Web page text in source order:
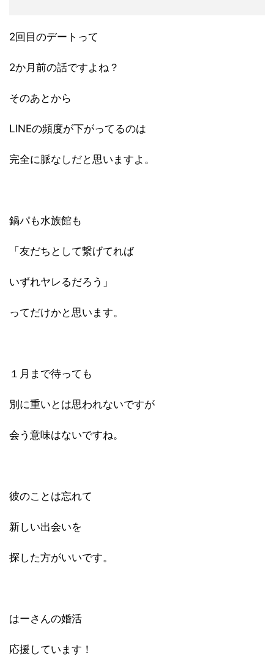
2回目のデートって
2か月前の話ですよね？
そのあとから
LINEの頻度が下がってるのは
完全に脈なしだと思いますよ。
鍋パも水族館も
「友だちとして繋げてれば
いずれヤレるだろう」
ってだけかと思います。
１月まで待っても
別に重いとは思われないですが
会う意味はないですね。
彼のことは忘れて
新しい出会いを
探した方がいいです。
はーさんの婚活
応援しています！